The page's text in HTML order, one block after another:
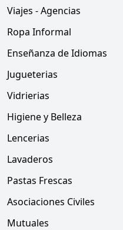
Viajes - Agencias
Ropa Informal
Enseñanza de Idiomas
Jugueterias
Vidrierias
Higiene y Belleza
Lencerias
Lavaderos
Pastas Frescas
Asociaciones Civiles
Mutuales